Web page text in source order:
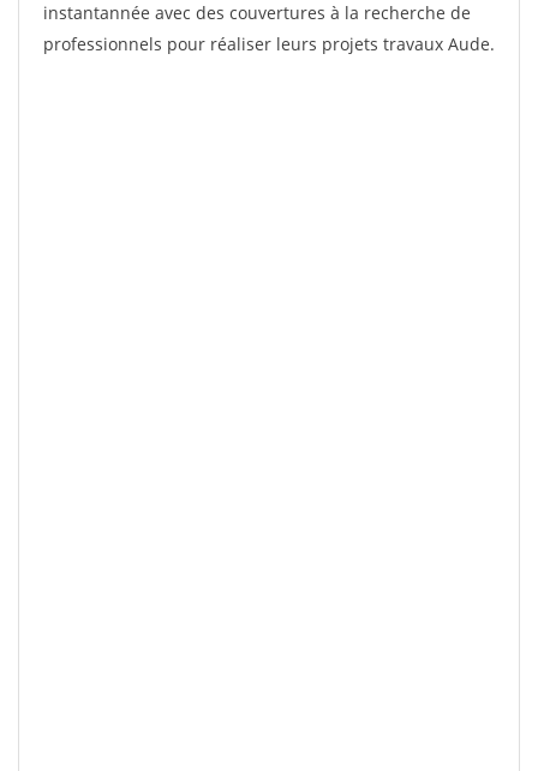
instantannée avec des couvertures à la recherche de
professionnels pour réaliser leurs projets travaux Aude.